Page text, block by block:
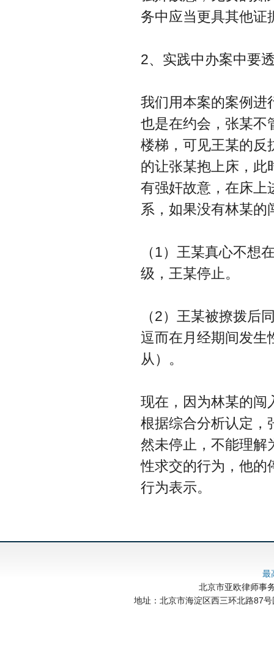
务中应当更具其他证
2、实践中办案中要
我们用本案的案例进
也是在约会，张某不
楼梯，可见王某的反
的让张某抱上床，此
有强奸故意，在床上
系，如果没有林某的
（1）王某真心不想
级，王某停止。
（2）王某被撩拨后
逗而在月经期间发生
从）。
现在，因为林某的闯
根据综合分析认定，
然未停止，不能理解
性求交的行为，他的
行为表示。
最
北京市亚欧律师事
地址：北京市海淀区西三环北路87